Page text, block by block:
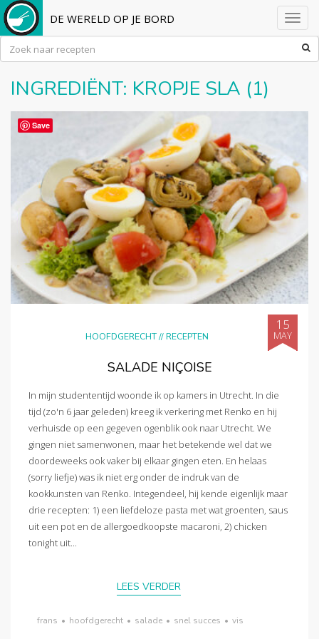
DE WERELD OP JE BORD
INGREDIËNT: KROPJE SLA (1)
HOOFDGERECHT//RECEPTEN
15
MAY
SALADE NIÇOISE
In mijn studententijd woonde ik op kamers in Utrecht. In die
tijd (zo'n 6 jaar geleden) kreeg ik verkering met Renko en hij
verhuisde op een gegeven ogenblik ook naar Utrecht. We
gingen niet samenwonen, maar het betekende wel dat we
doordeweeks ook vaker bij elkaar gingen eten. En helaas
(sorry liefje) was ik niet erg onder de indruk van de
kookkunsten van Renko. Integendeel, hij kende eigenlijk maar
drie recepten: 1) een liefdeloze pasta met wat groenten, saus
uit een pot en de allergoedkoopste macaroni, 2) chicken
tonight uit...
LEES VERDER
frans • hoofdgerecht • salade • snel succes • vis
Save